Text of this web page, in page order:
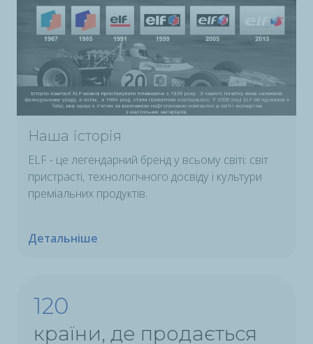
Наша історія
ELF - це легендарний бренд у всьому світі: світ
пристрасті, технологічного досвіду і культури
преміальних продуктів.
Детальніше
122
країни, де продається